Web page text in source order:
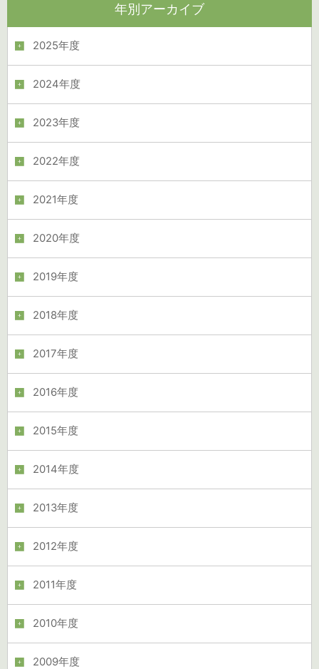
年別アーカイブ
2025年度
2024年度
2023年度
2022年度
2021年度
2020年度
2019年度
2018年度
2017年度
2016年度
2015年度
2014年度
2013年度
2012年度
2011年度
2010年度
2009年度